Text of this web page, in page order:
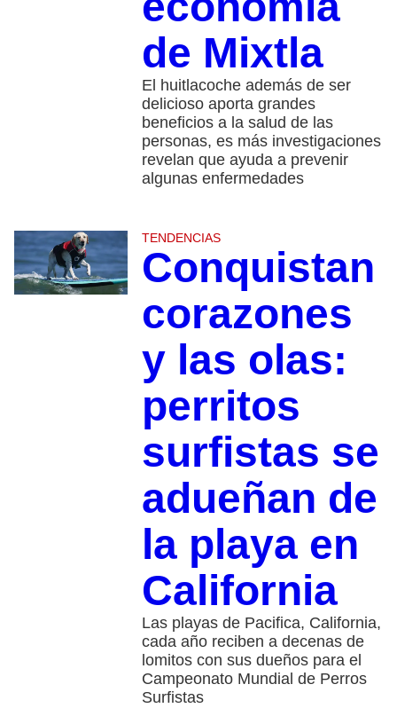
de Mixtla
El huitlacoche además de ser
delicioso aporta grandes
beneficios a la salud de las
personas, es más investigaciones
revelan que ayuda a prevenir
algunas enfermedades
TENDENCIAS
Conquistan
corazones
y las olas:
perritos
surfistas se
adueñan de
la playa en
California
Las playas de Pacifica, California,
cada año reciben a decenas de
lomitos con sus dueños para el
Campeonato Mundial de Perros
Surfistas